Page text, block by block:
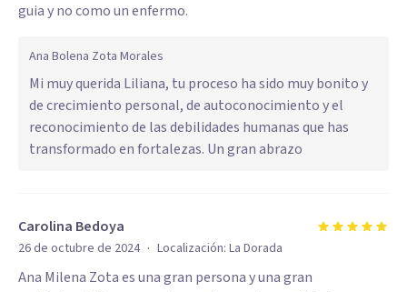
guia y no como un enfermo.
Ana Bolena Zota Morales
Mi muy querida Liliana, tu proceso ha sido muy bonito y
de crecimiento personal, de autoconocimiento y el
reconocimiento de las debilidades humanas que has
transformado en fortalezas. Un gran abrazo
Carolina Bedoya
26 de octubre de 2024 · Localización: La Dorada
Ana Milena Zota es una gran persona y una gran